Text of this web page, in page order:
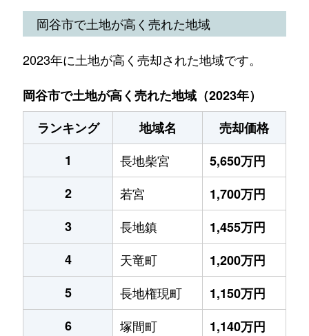
岡谷市で土地が高く売れた地域
2023年に土地が高く売却された地域です。
岡谷市で土地が高く売れた地域（2023年）
ランキング
地域名
売却価格
1
長地柴宮
5,650万円
2
若宮
1,700万円
3
長地鎮
1,455万円
4
天竜町
1,200万円
5
長地権現町
1,150万円
6
塚間町
1,140万円